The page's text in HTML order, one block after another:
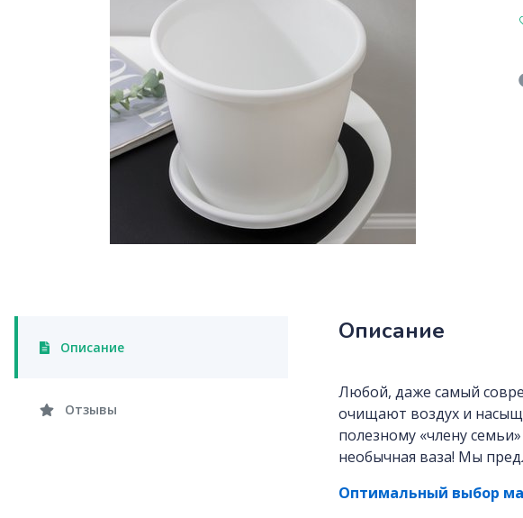
Описание
Отзывы
Описание
Любой, даже самый
очищают воздух и
полезному «члену
необычная ваза! Мы
Оптимальный выбор